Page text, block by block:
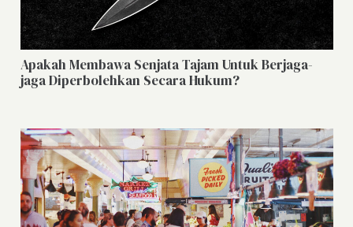
Apakah Membawa Senjata Tajam Untuk Berjaga-
jaga Diperbolehkan Secara Hukum?